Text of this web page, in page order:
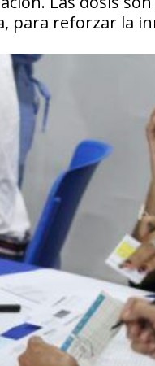
para reforzar la